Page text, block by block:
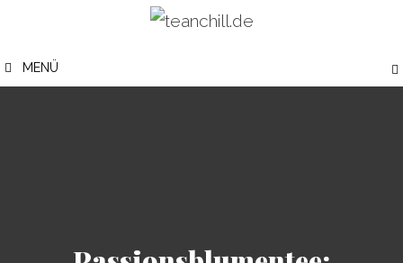
springen
MENÜ